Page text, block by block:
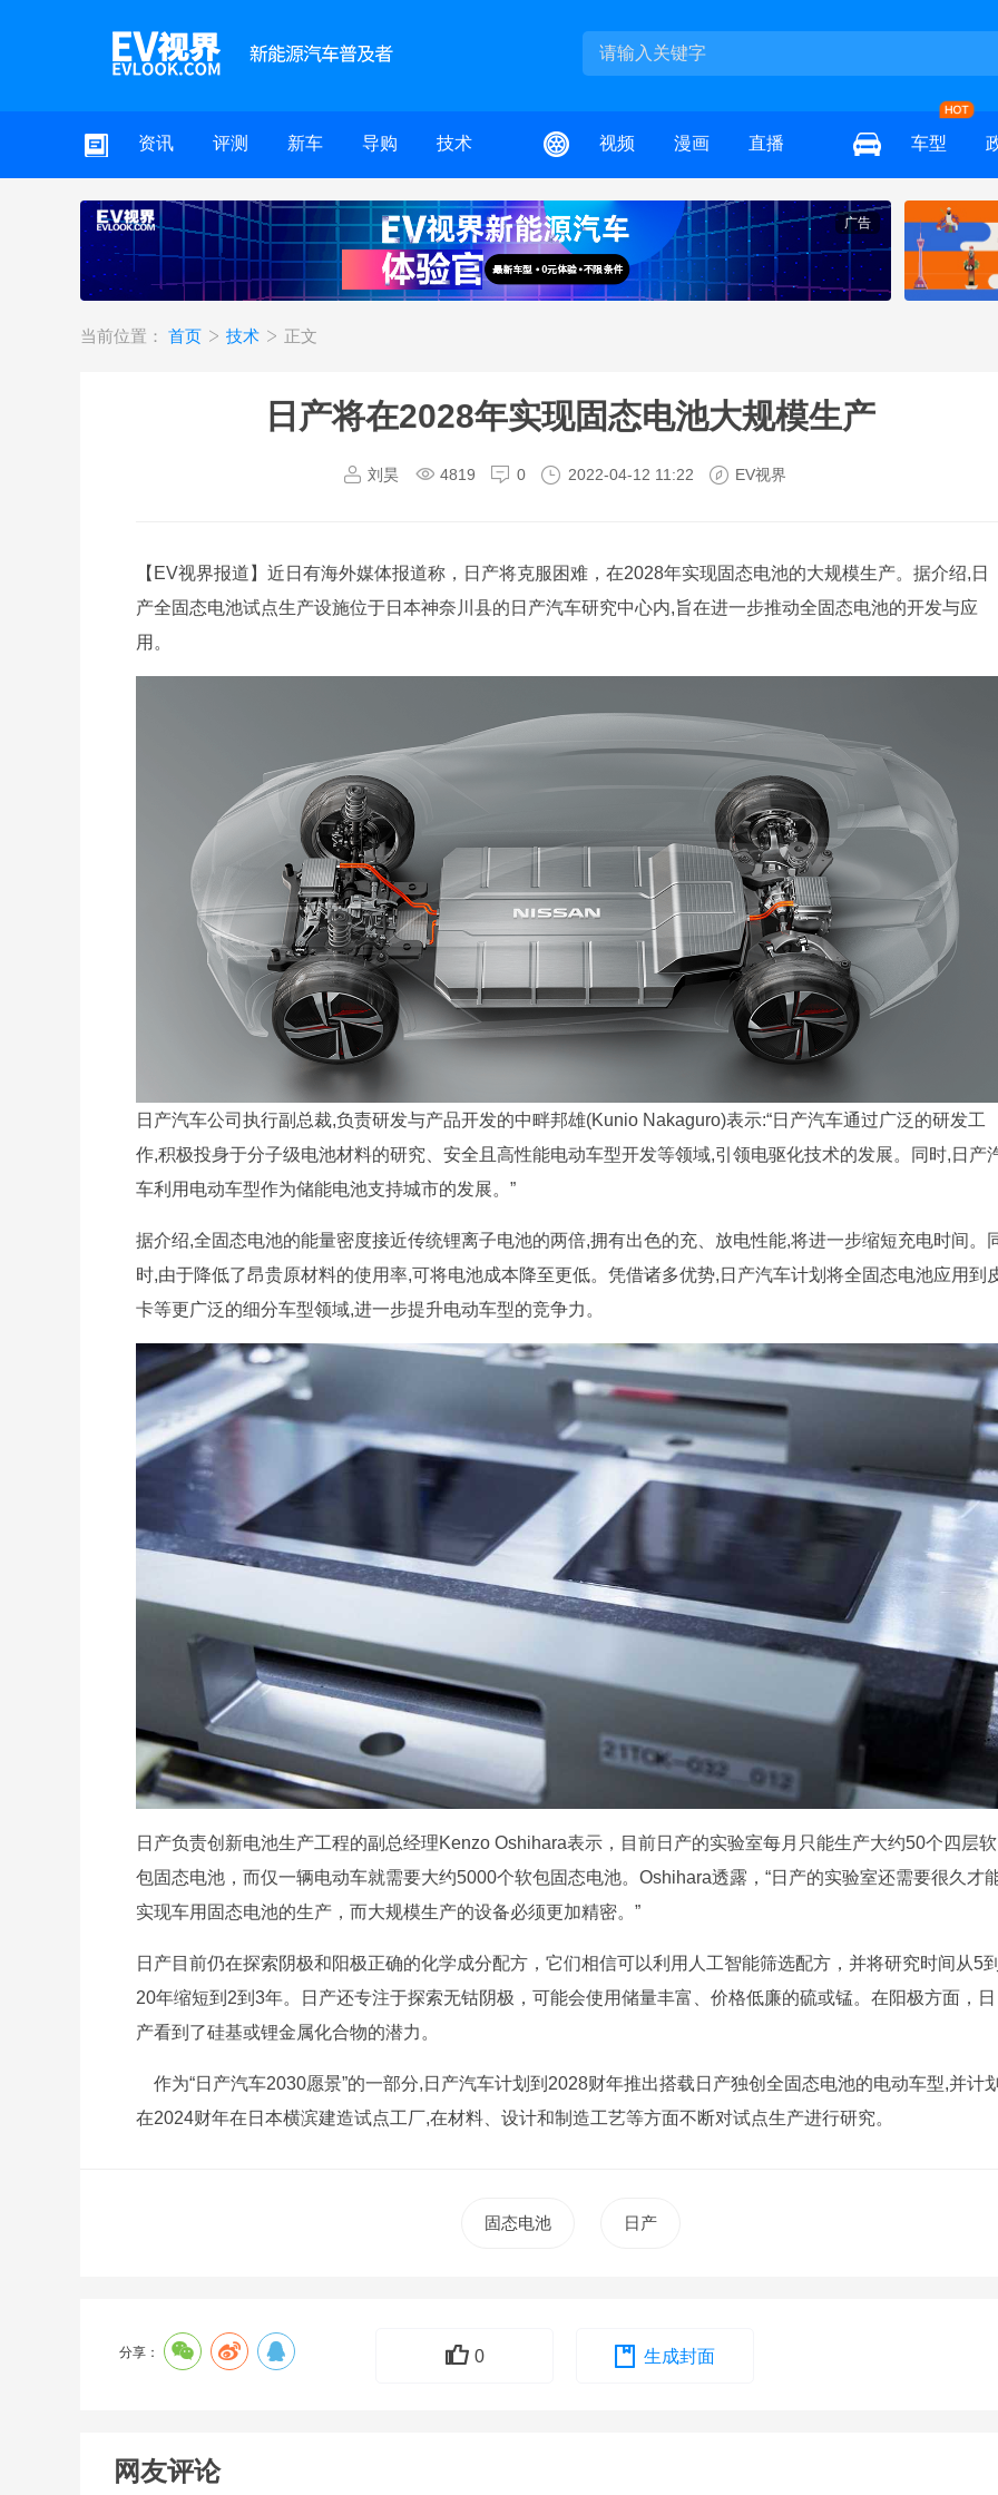
资讯 评测 新车 导购 技术 视频 漫画 直播 车型
广告
当前位置： 首页 技术 正文
日产将在2028年实现固态电池大规模生产
刘昊 4819 0 2022-04-12 11:22 EV视界
【EV视界报道】近日有海外媒体报道称，日产将克服困难，在2028年实现固态电池的大规模生产。据介绍,日
产全固态电池试点生产设施位于日本神奈川县的日产汽车研究中心内,旨在进一步推动全固态电池的开发与应
用。
日产汽车公司执行副总裁,负责研发与产品开发的中畔邦雄(Kunio Nakaguro)表示:“日产汽车通过广泛的研发工
作,积极投身于分子级电池材料的研究、安全且高性能电动车型开发等领域,引领电驱化技术的发展。同时,日产
车利用电动车型作为储能电池支持城市的发展。”
据介绍,全固态电池的能量密度接近传统锂离子电池的两倍,拥有出色的充、放电性能,将进一步缩短充电时间。
时,由于降低了昂贵原材料的使用率,可将电池成本降至更低。凭借诸多优势,日产汽车计划将全固态电池应用到
卡等更广泛的细分车型领域,进一步提升电动车型的竞争力。
日产负责创新电池生产工程的副总经理Kenzo Oshihara表示，目前日产的实验室每月只能生产大约50个四层软
包固态电池，而仅一辆电动车就需要大约5000个软包固态电池。Oshihara透露，“日产的实验室还需要很久才
实现车用固态电池的生产，而大规模生产的设备必须更加精密。”
日产目前仍在探索阴极和阳极正确的化学成分配方，它们相信可以利用人工智能筛选配方，并将研究时间从5
20年缩短到2到3年。日产还专注于探索无钴阴极，可能会使用储量丰富、价格低廉的硫或锰。在阳极方面，日
产看到了硅基或锂金属化合物的潜力。
作为“日产汽车2030愿景”的一部分,日产汽车计划到2028财年推出搭载日产独创全固态电池的电动车型,并计
在2024财年在日本横滨建造试点工厂,在材料、设计和制造工艺等方面不断对试点生产进行研究。
固态电池 日产
分享： 0 生成封面
网友评论